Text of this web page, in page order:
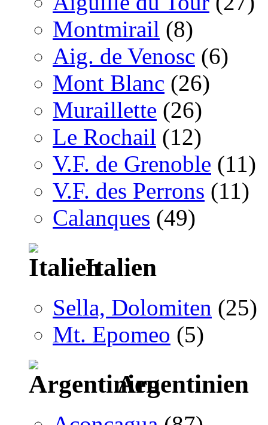
Montmirail (8)
Aig. de Venosc (6)
Mont Blanc (26)
Muraillette (26)
Le Rochail (12)
V.F. de Grenoble (11)
V.F. des Perrons (11)
Calanques (49)
Italien
Sella, Dolomiten (25)
Mt. Epomeo (5)
Argentinien